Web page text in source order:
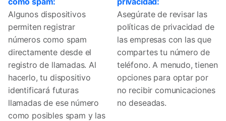
Algunos dispositivos
permiten registrar
números como spam
directamente desde el
registro de llamadas. Al
hacerlo, tu dispositivo
identificará futuras
llamadas de ese número
como posibles spam y las
Asegúrate de revisar las
políticas de privacidad de
las empresas con las que
compartes tu número de
teléfono. A menudo, tienen
opciones para optar por
no recibir comunicaciones
no deseadas.